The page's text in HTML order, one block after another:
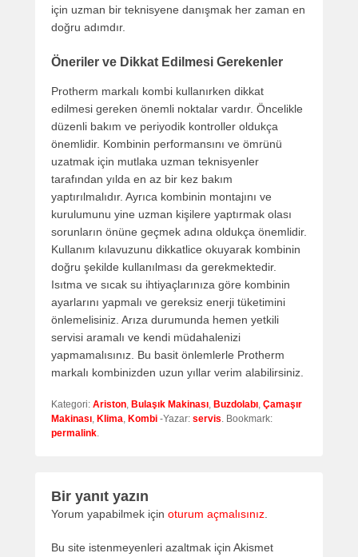
için uzman bir teknisyene danışmak her zaman en
doğru adımdır.
Öneriler ve Dikkat Edilmesi Gerekenler
Protherm markalı kombi kullanırken dikkat
edilmesi gereken önemli noktalar vardır. Öncelikle
düzenli bakım ve periyodik kontroller oldukça
önemlidir. Kombinin performansını ve ömrünü
uzatmak için mutlaka uzman teknisyenler
tarafından yılda en az bir kez bakım
yaptırılmalıdır. Ayrıca kombinin montajını ve
kurulumunu yine uzman kişilere yaptırmak olası
sorunların önüne geçmek adına oldukça önemlidir.
Kullanım kılavuzunu dikkatlice okuyarak kombinin
doğru şekilde kullanılması da gerekmektedir.
Isıtma ve sıcak su ihtiyaçlarınıza göre kombinin
ayarlarını yapmalı ve gereksiz enerji tüketimini
önlemelisiniz. Arıza durumunda hemen yetkili
servisi aramalı ve kendi müdahalenizi
yapmamalısınız. Bu basit önlemlerle Protherm
markalı kombinizden uzun yıllar verim alabilirsiniz.
Kategori: Ariston Bulaşık Makinası Buzdolabı Çamaşır
Makinası Klima Kombi -Yazar: servis . Bookmark:
permalink
Bir yanıt yazın
Yorum yapabilmek için oturum açmalısınız
Bu site istenmeyenleri azaltmak için Akismet